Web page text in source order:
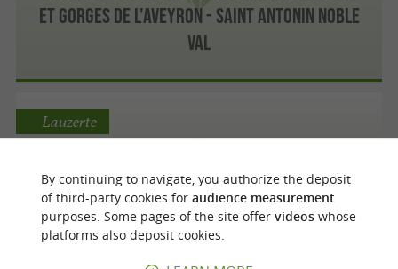
et Gorges de l'Aveyron - Saint Antonin Noble
Val
Office de Tourisme de Lauzerte (Quercy Sud-
Ouest)
Lauzerte
By continuing to navigate, you authorize the deposit
of third-party cookies for audience measurement
purposes. Some pages of the site offer videoswhose
platforms also deposit cookies.